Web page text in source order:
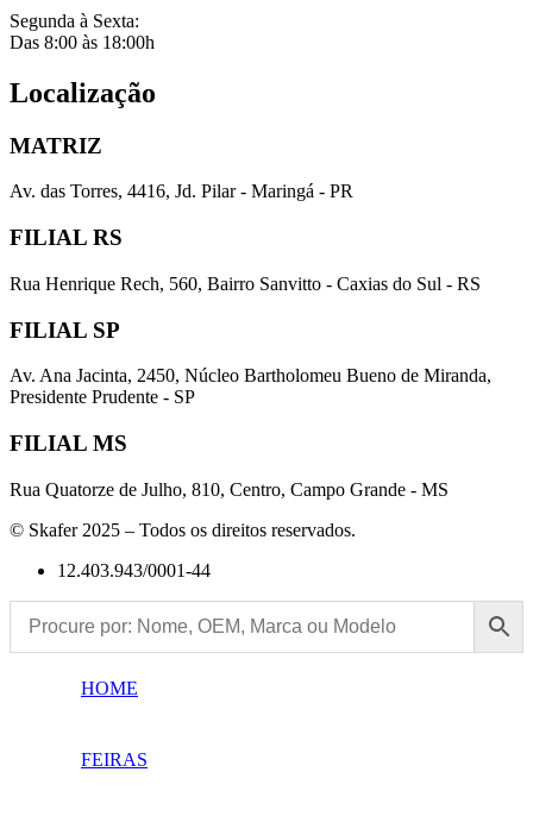
Segunda à Sexta:
Das 8:00 às 18:00h
Localização
MATRIZ
Av. das Torres, 4416, Jd. Pilar - Maringá - PR
FILIAL RS
Rua Henrique Rech, 560, Bairro Sanvitto - Caxias do Sul - RS
FILIAL SP
Av. Ana Jacinta, 2450, Núcleo Bartholomeu Bueno de Miranda,
Presidente Prudente - SP
FILIAL MS
Rua Quatorze de Julho, 810, Centro, Campo Grande - MS
© Skafer 2025 – Todos os direitos reservados.
12.403.943/0001-44
HOME
FEIRAS